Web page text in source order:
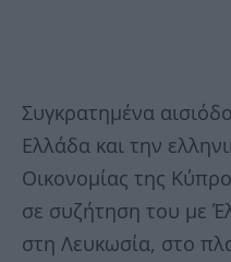
Συγκρατημένα
Ελλάδα και την
Οικονομίας της
σε συζήτηση του με
στη Λευκωσία, στο